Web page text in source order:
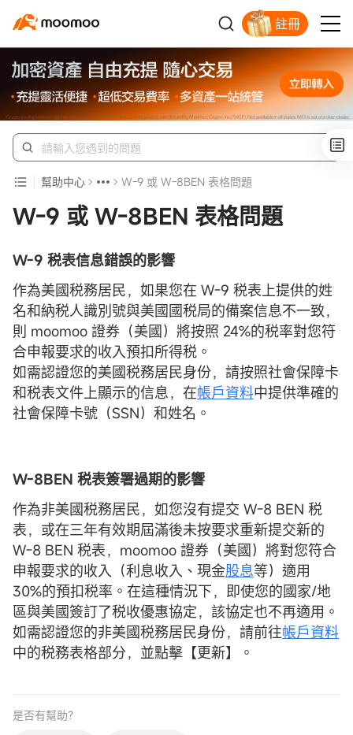
註冊
幫助中心 W-9 或 W-8BEN 表格問題
W-9 或 W-8BEN 表格問題
W-9 税表信息錯誤的影響
作為美國税務居民，如果您在 W-9 税表上提供的姓
名和納税人識別號與美國國税局的備案信息不一致，
則 moomoo 證券（美國）將按照 24%的税率對您符
合申報要求的收入預扣所得税。
如需認證您的美國税務居民身份，請按照社會保障卡
和税表文件上顯示的信息，在帳戶資料中提供準確的
社會保障卡號（SSN）和姓名。
W-8BEN 税表簽署過期的影響
作為非美國税務居民，如您沒有提交 W-8 BEN 税
表，或在三年有效期屆滿後未按要求重新提交新的
W-8 BEN 税表，moomoo 證券（美國）將對您符合
申報要求的收入（利息收入、現金股息等）適用
30%的預扣税率。在這種情況下，即使您的國家/地
區與美國簽訂了税收優惠協定，該協定也不再適用。
如需認證您的非美國税務居民身份，請前往帳戶資料
中的税務表格部分，並點擊【更新】。
是否有幫助？